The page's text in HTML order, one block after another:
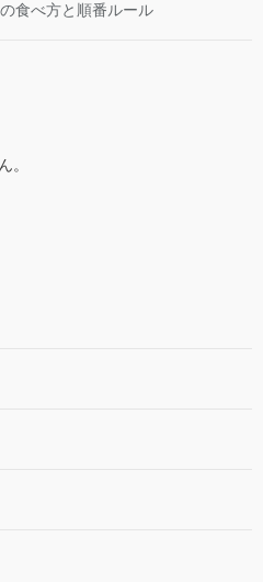
食べ方と順番ルール
。